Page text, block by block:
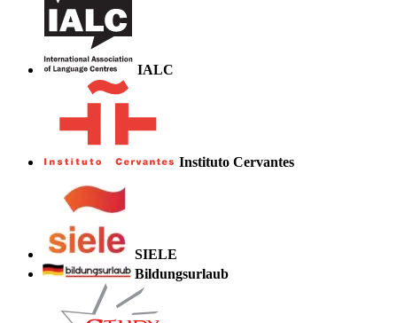
IALC
Instituto Cervantes
SIELE
Bildungsurlaub